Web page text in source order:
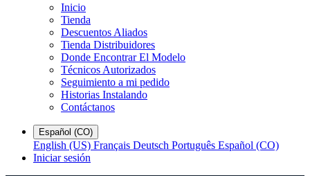
Inicio
Tienda
Descuentos Aliados
Tienda Distribuidores
Donde Encontrar El Modelo
Técnicos Autorizados
Seguimiento a mi pedido
Historias Instalando
Contáctanos
Español (CO)
English (US) Français Deutsch Português Español (CO)
Iniciar sesión